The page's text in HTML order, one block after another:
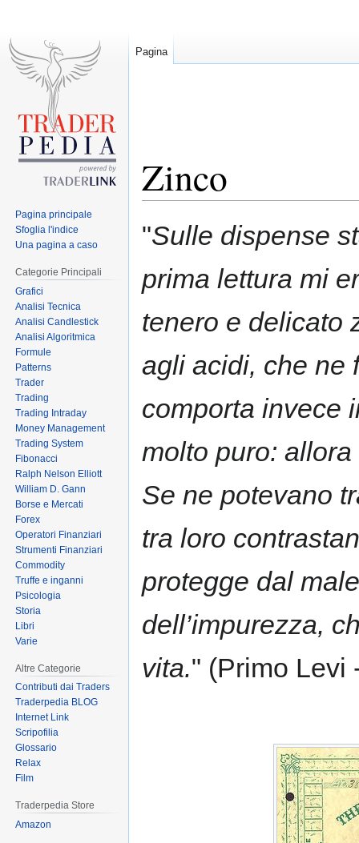
Zinco
"Sulle dispense
prima lettura mi
tenero e delicato
agli acidi, che ne
comporta invece
molto puro:
Se ne potevano
tra loro
protegge dal
dell’impurezza,
vita." (Primo Levi
Pagina
Pagina principale
Sfoglia l'indice
Una pagina a caso
Categorie Principali
Grafici
Analisi Tecnica
Analisi Candlestick
Analisi Algoritmica
Formule
Patterns
Trader
Trading
Trading Intraday
Money Management
Trading System
Fibonacci
Ralph Nelson Elliott
William D. Gann
Borse e Mercati
Forex
Operatori Finanziari
Strumenti Finanziari
Commodity
Truffe e inganni
Psicologia
Storia
Libri
Varie
Altre Categorie
Contributi dai Traders
Traderpedia BLOG
Internet Link
Scripofilia
Glossario
Relax
Film
Traderpedia Store
Amazon